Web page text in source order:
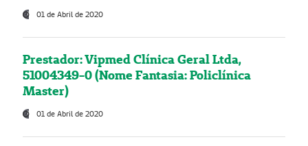
01 de Abril de 2020
Prestador: Vipmed Clínica Geral Ltda,
51004349-0 (Nome Fantasia: Policlínica
Master)
01 de Abril de 2020